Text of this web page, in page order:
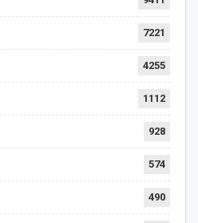
7221
4255
1112
928
574
490